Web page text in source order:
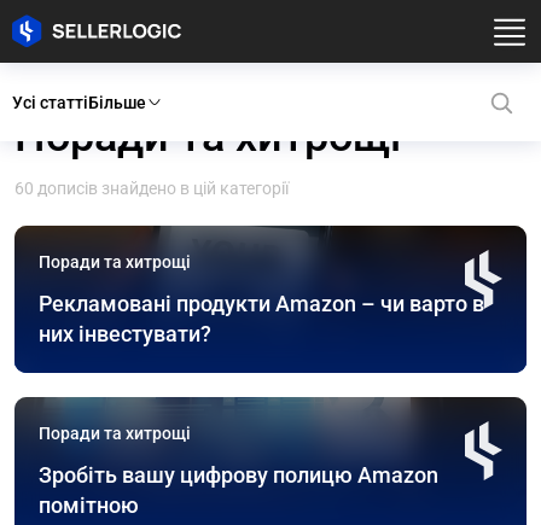
Усі статтіБільше
Поради та хитрощі
60 дописів знайдено в цій категорії
Поради та хитрощі
Рекламовані продукти Amazon – чи варто в
них інвестувати?
Поради та хитрощі
Зробіть вашу цифрову полицю Amazon
помітною